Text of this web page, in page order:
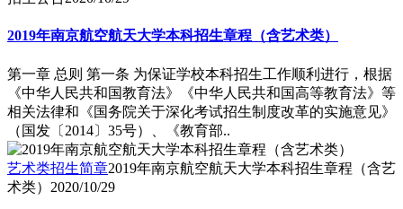
2019年南京航空航天大学本科招生章程（含艺术类）
第一章 总则 第一条 为保证学校本科招生工作顺利进行，根据
《中华人民共和国教育法》《中华人民共和国高等教育法》等
相关法律和《国务院关于深化考试招生制度改革的实施意见》
（国发〔2014〕35号）、《教育部..
艺术类招生简章2019年南京航空航天大学本科招生章程（含艺
术类） 2020/10/29